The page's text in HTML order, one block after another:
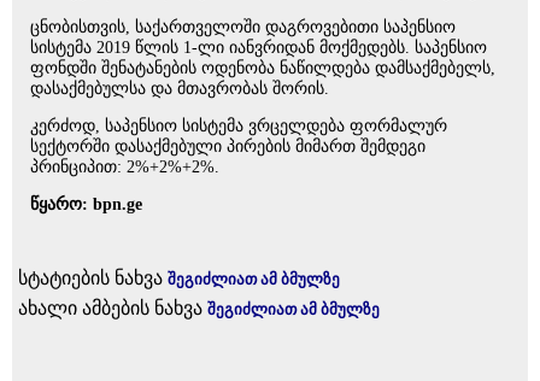
ცნობისთვის, საქართველოში დაგროვებითი საპენსიო
სისტემა 2019 წლის 1-ლი იანვრიდან მოქმედებს. საპენსიო
ფონდში შენატანების ოდენობა ნაწილდება დამსაქმებელს,
დასაქმებულსა და მთავრობას შორის.
კერძოდ, საპენსიო სისტემა ვრცელდება ფორმალურ
სექტორში დასაქმებული პირების მიმართ შემდეგი
პრინციპით: 2%+2%+2%.
წყარო: bpn.ge
სტატიების ნახვა შეგიძლიათ ამ ბმულზე
ახალი ამბების ნახვა შეგიძლიათ ამ ბმულზე